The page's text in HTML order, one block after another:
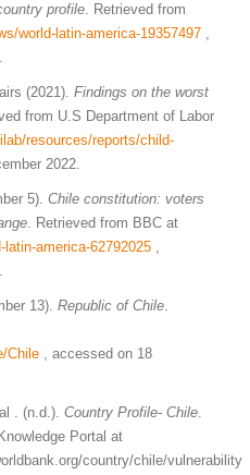
profile. Retrieved from
world-latin-america-19357497 ,
(2021). Findings on the worst
from U.S Department of Labor
resources/reports/child-
2022.
5). Chile constitution: voters
. Retrieved from BBC at
america-62792025 ,
13). Republic of Chile.
Chile , accessed on 18
. (n.d.). Country Profile- Chile.
Portal at
country/chile/vulnerability